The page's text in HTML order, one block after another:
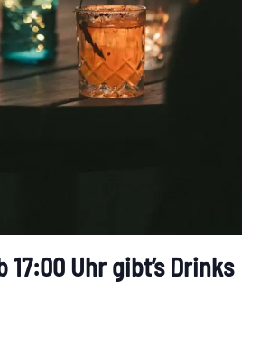
17:00 Uhr gibt’s Drinks